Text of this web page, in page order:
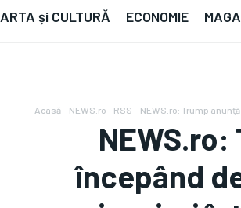
ARTA și CULTURĂ ECONOMIE
Acasă NEWS.ro - RSS NEWS.ro: Trump
începând